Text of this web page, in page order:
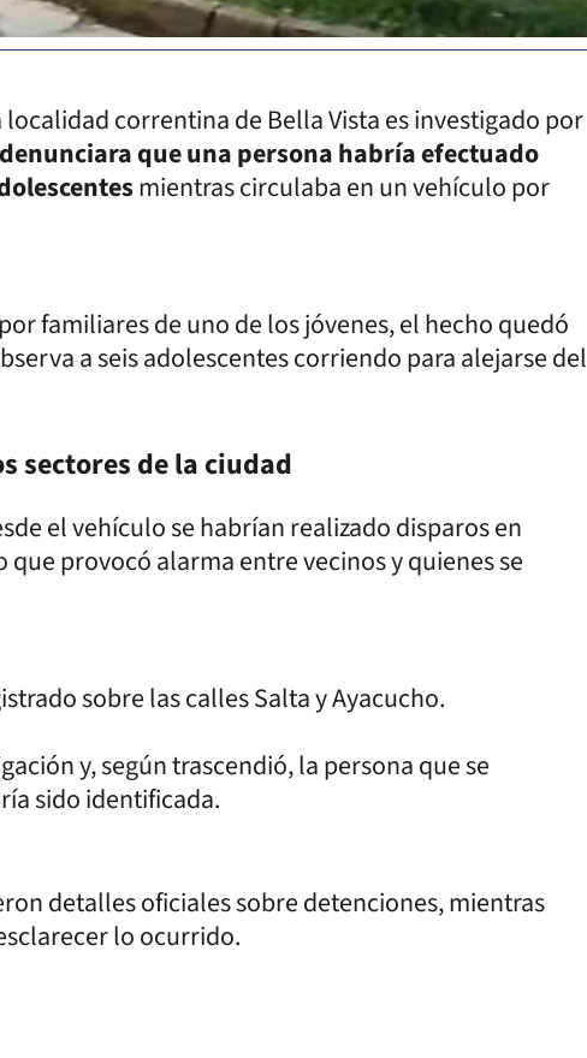
correntina de Bella Vista es investigado por
denunciara que una persona habría efectuado
mientras circulaba en un vehículo por
familiares de uno de los jóvenes, el hecho quedó
a seis adolescentes corriendo para alejarse del
sectores de la ciudad
el vehículo se habrían realizado disparos en
provocó alarma entre vecinos y quienes se
sobre las calles Salta y Ayacucho.
y, según trascendió, la persona que se
sido identificada.
detalles oficiales sobre detenciones, mientras
lo ocurrido.